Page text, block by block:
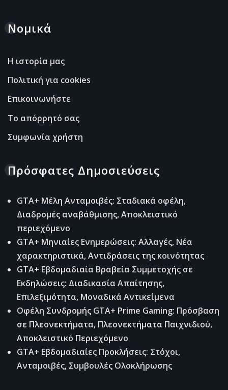
Νομικά
Η ιστορία μας
Πολιτική για cookies
Επικοινωνήστε
Το απόρρητό σας
Συμφωνία χρήστη
Πρόσφατες Δημοσιεύσεις
GTA+ Μέλη Ανταμοιβές: Σταδιακά οφέλη,
Διαδρομές αναβάθμισης, Αποκλειστικό
περιεχόμενο
GTA+ Μηνιαίες Ενημερώσεις: Αλλαγές, Νέα
χαρακτηριστικά, Αντιδράσεις της κοινότητας
GTA+ Εβδομαδιαία Βραβεία Συμμετοχής σε
Εκδηλώσεις: Διαδικασία Απαίτησης,
Επιλεξιμότητα, Μοναδικά Αντικείμενα
Οφέλη Συνδρομής GTA+ Prime Gaming: Πρόσβαση
σε Πλεονεκτήματα, Πλεονεκτήματα Παιχνιδιού,
Αποκλειστικό Περιεχόμενο
GTA+ Εβδομαδιαίες Προκλήσεις: Στόχοι,
Ανταμοιβές, Συμβουλές Ολοκλήρωσης